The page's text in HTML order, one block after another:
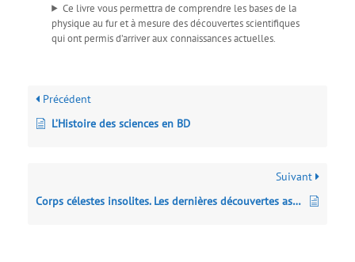
Ce livre vous permettra de comprendre les bases de la
physique au fur et à mesure des découvertes scientifiques
qui ont permis d’arriver aux connaissances actuelles.
Précédent
L’Histoire des sciences en BD
Suivant
Corps célestes insolites. Les dernières découvertes astronomiques